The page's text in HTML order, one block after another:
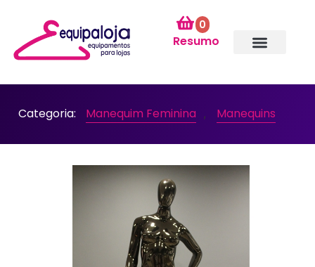
0
Resumo
Categoria: Manequim Feminina , Manequins